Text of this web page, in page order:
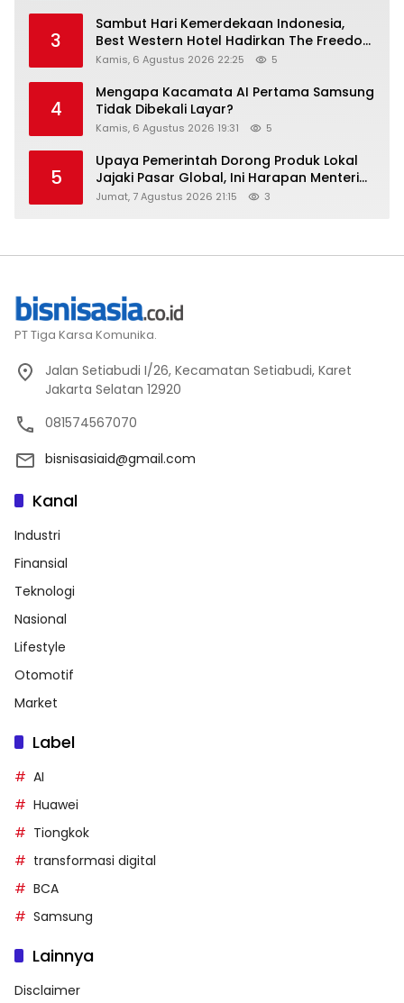
3
Sambut Hari Kemerdekaan Indonesia,
Best Western Hotel Hadirkan The Freedom
Stay Diskon Hingga 45%
Kamis, 6 Agustus 2026 22:25 5
4
Mengapa Kacamata AI Pertama Samsung
Tidak Dibekali Layar?
Kamis, 6 Agustus 2026 19:31 5
5
Upaya Pemerintah Dorong Produk Lokal
Jajaki Pasar Global, Ini Harapan Menteri
Perindustrian RI Lewat ILT dan IGT Expo
Jumat, 7 Agustus 2026 21:15 3
PT Tiga Karsa Komunika.
Jalan Setiabudi I/26, Kecamatan Setiabudi, Karet
Jakarta Selatan 12920
081574567070
bisnisasiaid@gmail.com
Kanal
Industri
Finansial
Teknologi
Nasional
Lifestyle
Otomotif
Market
Label
AI
Huawei
Tiongkok
transformasi digital
BCA
Samsung
Lainnya
Disclaimer